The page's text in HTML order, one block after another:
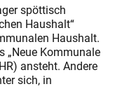
spöttisch
Haushalt“
Haushalt.
„Neue Kommunale
ansteht. Andere
sich, in